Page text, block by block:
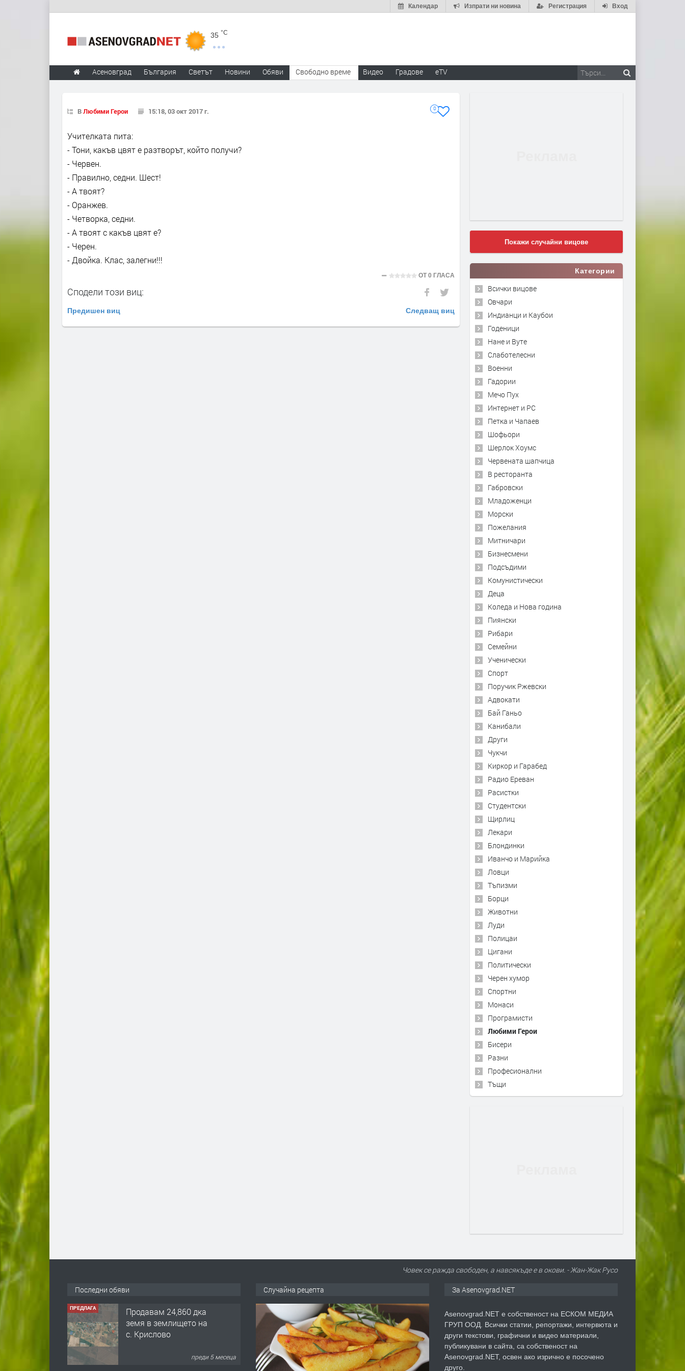
Вход
Регистрация
Изпрати ни новина
Календар
35 °C
Асеновград България Светът Новини Обяви Свободно време Видео Градове eTV
ВЛюбими Герои 15:18, 03 окт 2017 г. 0
Учителката пита:
- Тони, какъв цвят е разтворът, който получи?
- Червен.
- Правилно, седни. Шест!
- А твоят?
- Оранжев.
- Четворка, седни.
- А твоят с какъв цвят е?
- Черен.
- Двойка. Клас, залегни!!!
ОТ0 ГЛАСА
Сподели този виц:
Предишен виц Следващ виц
Покажи случайни вицове
Категории
Всички вицове
Овчари
Индианци и Каубои
Годеници
Нане и Вуте
Слаботелесни
Военни
Гадории
Мечо Пух
Интернет и PC
Петка и Чапаев
Шофьори
Шерлок Хоумс
Червената шапчица
В ресторанта
Габровски
Младоженци
Морски
Пожелания
Митничари
Бизнесмени
Подсъдими
Комунистически
Деца
Коледа и Нова година
Пиянски
Рибари
Семейни
Ученически
Спорт
Поручик Ржевски
Адвокати
Бай Ганьо
Канибали
Други
Чукчи
Киркор и Гарабед
Радио Ереван
Расистки
Студентски
Щирлиц
Лекари
Блондинки
Иванчо и Марийка
Ловци
Тъпизми
Борци
Животни
Луди
Полицаи
Цигани
Политически
Черен хумор
Спортни
Монаси
Програмисти
Любими Герои
Бисери
Разни
Професионални
Тъщи
Човек се ражда свободен, а навсякъде е в окови. - Жан-Жак Русо
Последни обяви
ПРЕДЛАГА
Продавам 24,860 дка
земя в землището на
с. Крислово
преди 5 месеца
Случайна рецепта За Asenovgrad.NET
Asenovgrad.NET е собственост на ЕСКОМ МЕДИА
ГРУП ООД. Всички статии, репортажи, интервюта и
други текстови, графични и видео материали,
публикувани в сайта, са собственост на
Asenovgrad.NET, освен ако изрично е посочено
друго.